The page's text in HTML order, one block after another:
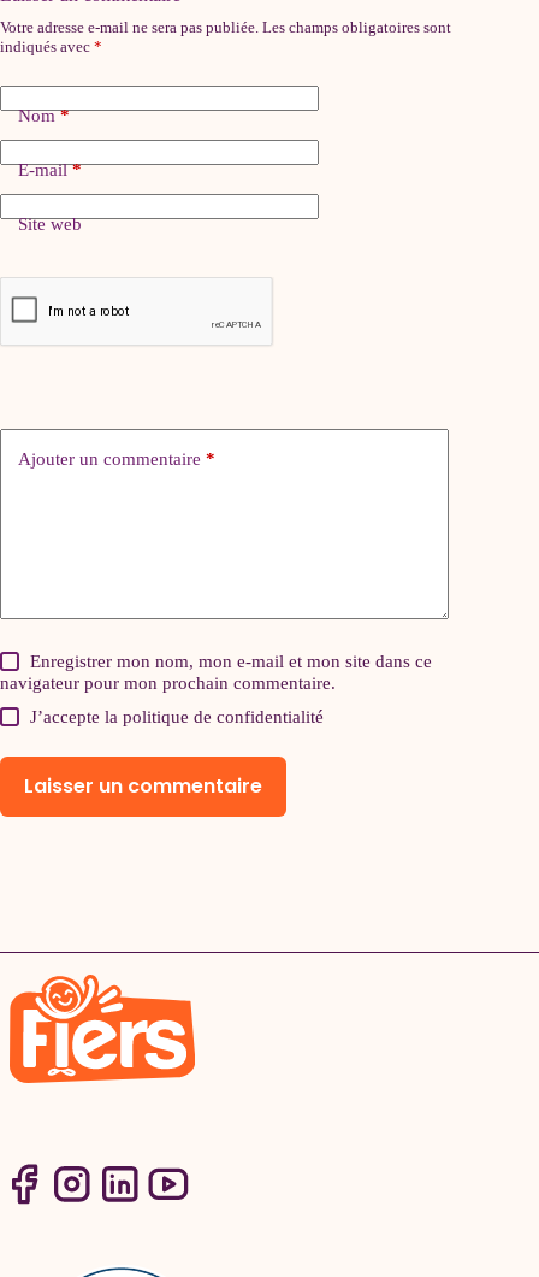
Votre adresse e-mail ne sera pas publiée. Les champs obligatoires sont
indiqués avec *
Nom*
E-mail*
Site web
Ajouter un commentaire *
Enregistrer mon nom, mon e-mail et mon site dans ce
navigateur pour mon prochain commentaire.
J’accepte lapolitique de confidentialité
Laisser un commentaire